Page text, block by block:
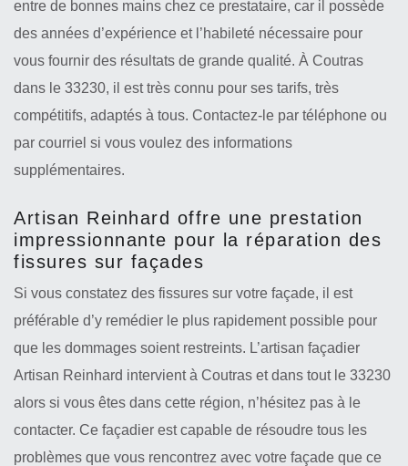
entre de bonnes mains chez ce prestataire, car il possède
des années d’expérience et l’habileté nécessaire pour
vous fournir des résultats de grande qualité. À Coutras
dans le 33230, il est très connu pour ses tarifs, très
compétitifs, adaptés à tous. Contactez-le par téléphone ou
par courriel si vous voulez des informations
supplémentaires.
Artisan Reinhard offre une prestation
impressionnante pour la réparation des
fissures sur façades
Si vous constatez des fissures sur votre façade, il est
préférable d’y remédier le plus rapidement possible pour
que les dommages soient restreints. L’artisan façadier
Artisan Reinhard intervient à Coutras et dans tout le 33230
alors si vous êtes dans cette région, n’hésitez pas à le
contacter. Ce façadier est capable de résoudre tous les
problèmes que vous rencontrez avec votre façade que ce